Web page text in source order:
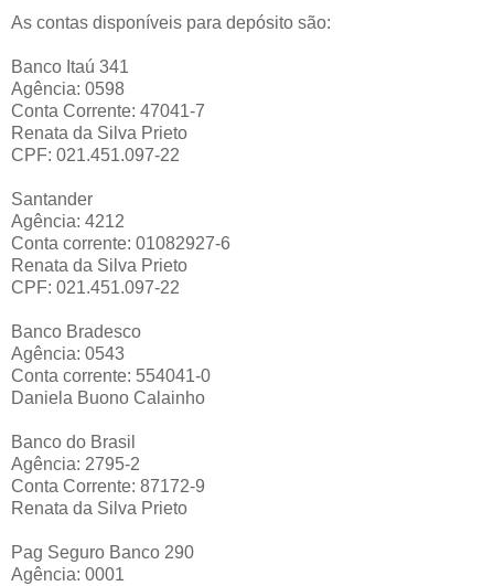
As contas disponíveis para depósito são:
Banco Itaú 341
Agência: 0598
Conta Corrente: 47041-7
Renata da Silva Prieto
CPF: 021.451.097-22
Santander
Agência: 4212
Conta corrente: 01082927-6
Renata da Silva Prieto
CPF: 021.451.097-22
Banco Bradesco
Agência: 0543
Conta corrente: 554041-0
Daniela Buono Calainho
Banco do Brasil
Agência: 2795-2
Conta Corrente: 87172-9
Renata da Silva Prieto
Pag Seguro Banco 290
Agência: 0001